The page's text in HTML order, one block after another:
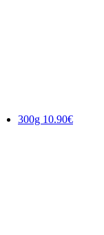
300g 10.90€